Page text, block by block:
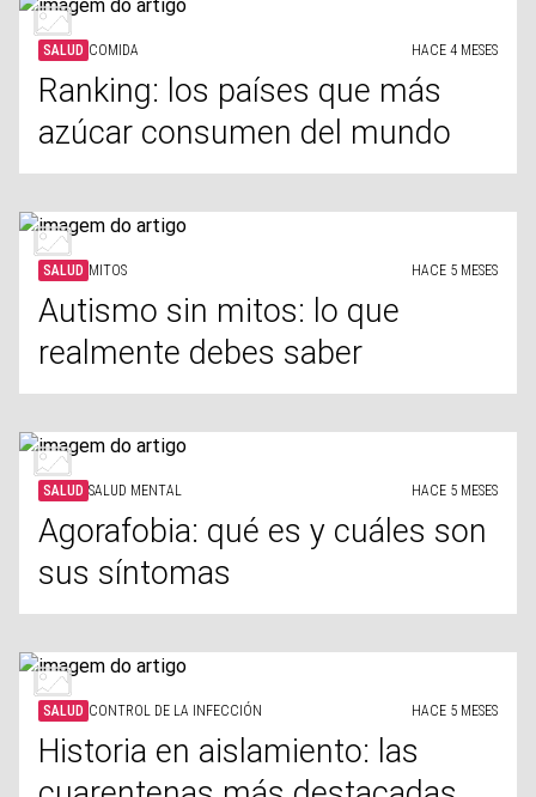
SALUD COMIDA HACE 4 MESES
Ranking: los países que más
azúcar consumen del mundo
SALUD MITOS HACE 5 MESES
Autismo sin mitos: lo que
realmente debes saber
SALUD SALUD MENTAL HACE 5 MESES
Agorafobia: qué es y cuáles son
sus síntomas
SALUD CONTROL DE LA INFECCIÓN HACE 5 MESES
Historia en aislamiento: las